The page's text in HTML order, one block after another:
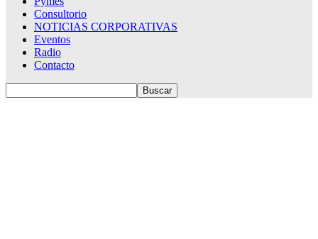
Consultorio
NOTICIAS CORPORATIVAS
Eventos
Radio
Contacto